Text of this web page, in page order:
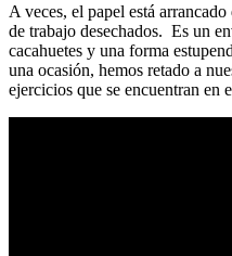
A veces, el papel está
de trabajo desechados. Es un
cacahuetes y una forma
una ocasión, hemos retado a
ejercicios que se encuentran en